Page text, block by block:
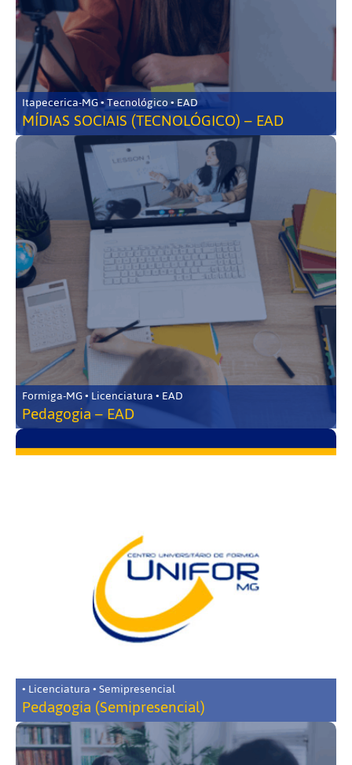
Itapecerica-MG • Tecnológico • EAD
MÍDIAS SOCIAIS (TECNOLÓGICO) – EAD
Formiga-MG • Licenciatura • EAD
Pedagogia – EAD
• Licenciatura • Semipresencial
Pedagogia (Semipresencial)